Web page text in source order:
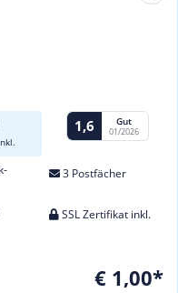
1,6 Gut
01/2026
3 Postfächer
SSL Zertifikat inkl.
€ 1,00*